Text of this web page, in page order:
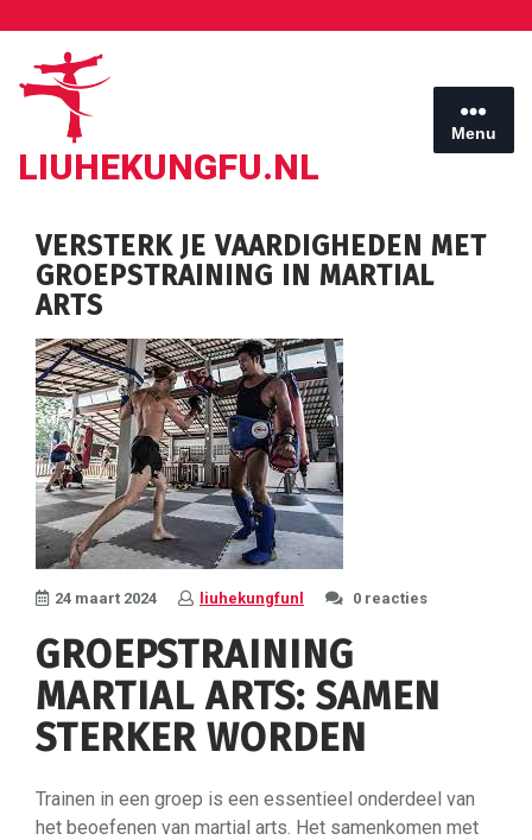
inhoud
LIUHEKUNGFU.NL
Menu
VERSTERK JE VAARDIGHEDEN MET
GROEPSTRAINING IN MARTIAL
ARTS
24 maart 2024 liuhekungfunl 0 reacties
GROEPSTRAINING
MARTIAL ARTS: SAMEN
STERKER WORDEN
Trainen in een groep is een essentieel onderdeel van
het beoefenen van martial arts. Het samenkomen met